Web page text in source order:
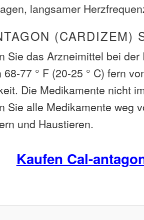
langsamer
(CARDIZEM)
Sie das Arzneimittel bei
68-77 ° F (20-25 ° C) fern
Die Medikamente nicht
Sie alle Medikamente weg
und Haustieren.
Kaufen Cal-